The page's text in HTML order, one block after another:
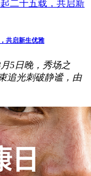
共启新生优雅
5日晚，秀场之
追光刺破静谧，由